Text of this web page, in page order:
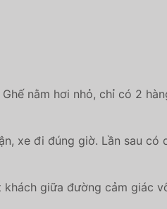
nằm hơi nhỏ, chỉ có 2
xe đi đúng giờ. Lần sau
giữa đường cảm giác